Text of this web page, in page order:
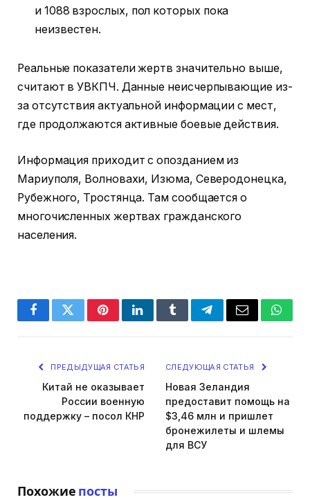
и 1088 взрослых, пол которых пока
неизвестен.
Реальные показатели жертв значительно выше,
считают в УВКПЧ. Данные неисчерпывающие из-
за отсутствия актуальной информации с мест,
где продолжаются активные боевые действия.
Информация приходит с опозданием из
Мариуполя, Волновахи, Изюма, Северодонецка,
Рубежного, Тростянца. Там сообщается о
многочисленных жертвах гражданского
населения.
FacebookTwitterPinterestLinkedInTumblrTelegramEmail
ПРЕДЫДУЩАЯ СТАТЬЯ
Китай не оказывает
России военную
поддержку – посол КНР
СЛЕДУЮЩАЯ СТАТЬЯ
Новая Зеландия
предоставит помощь на
$3,46 млн и пришлет
бронежилеты и шлемы
для ВСУ
Похожие посты